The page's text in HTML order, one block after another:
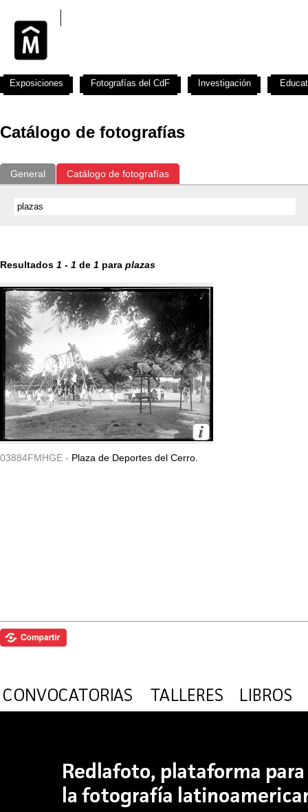
Catálogo de fotografías
General Catálogo de fotografías
Resultados 1 - 1 de 1 para plazas
03884FMHGE - Plaza de Deportes del Cerro.
Exposiciones Fotografías del CdF Investigación